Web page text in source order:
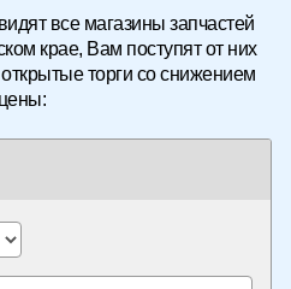
все магазины запчастей
крае, Вам поступят от них
торги со снижением
цены: